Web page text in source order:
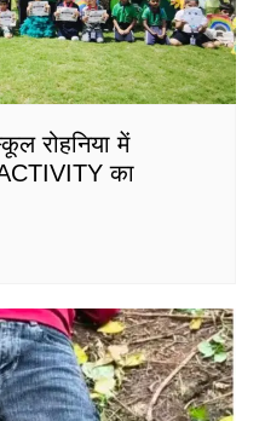
रोहनिया में
का